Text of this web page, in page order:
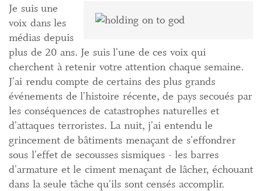
Je suis une
voix dans les
médias depuis
plus de 20 ans. Je suis l'une de ces voix qui
cherchent à retenir votre attention chaque semaine.
J'ai rendu compte de certains des plus grands
événements de l'histoire récente, de pays secoués par
les conséquences de catastrophes naturelles et
d'attaques terroristes. La nuit, j'ai entendu le
grincement de bâtiments menaçant de s'effondrer
sous l'effet de secousses sismiques - les barres
d'armature et le ciment menaçant de lâcher, échouant
dans la seule tâche qu'ils sont censés accomplir.